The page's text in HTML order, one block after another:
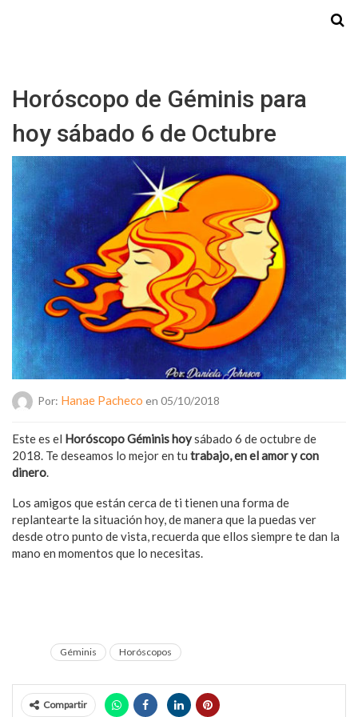
Horóscopo de Géminis para
hoy sábado 6 de Octubre
Por: Hanae Pacheco en 05/10/2018
Este es el Horóscopo Géminis hoysábado 6 de octubre de
2018. Te deseamos lo mejor en tu trabajo, en el amor y con
dinero.
Los amigos que están cerca de ti tienen una forma de
replantearte la situación hoy, de manera que la puedas ver
desde otro punto de vista, recuerda que ellos siempre te dan la
mano en momentos que lo necesitas.
Géminis Horóscopos
Compartir